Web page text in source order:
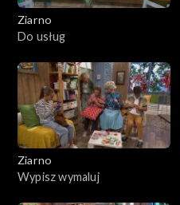
Ziarno
Do usług
Ziarno
Wypisz wymaluj